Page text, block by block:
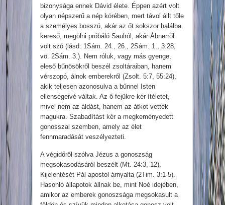
bizonysága ennek Dávid élete. Éppen azért volt
olyan népszerű a nép körében, mert távol állt tőle
a személyes bosszú, akár az őt sokszor halálba
kereső, megölni próbáló Saulról, akár Ábnerről
volt szó (lásd: 1Sám. 24., 26., 2Sám. 1., 3:28,
vö. 2Sám. 3.). Nem róluk, vagy más gyenge,
eleső bűnösökről beszél zsoltáraiban, hanem
vérszopó, álnok emberekről (Zsolt. 5:7, 55:24),
akik teljesen azonosulva a bűnnel Isten
ellenségeivé váltak. Az ő fejükre kér ítéletet,
mivel nem az áldást, hanem az átkot vették
magukra. Szabadítást kér a megkeményedett
gonosszal szemben, amely az élet
fennmaradását veszélyezteti.
A végidőről szólva Jézus a gonoszság
megsokasodásáról beszélt (Mt. 24:3, 12).
Kijelentését Pál apostol árnyalta (2Tim. 3:1-5).
Hasonló állapotok állnak be, mint Noé idejében,
amikor az emberek gonoszsága megsokasult a